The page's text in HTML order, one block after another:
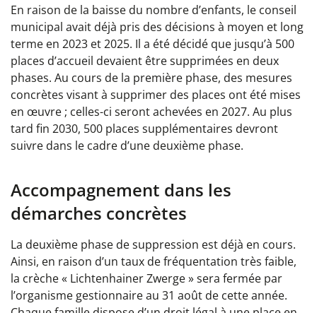
En raison de la baisse du nombre d’enfants, le conseil
municipal avait déjà pris des décisions à moyen et long
terme en 2023 et 2025. Il a été décidé que jusqu’à 500
places d’accueil devaient être supprimées en deux
phases. Au cours de la première phase, des mesures
concrètes visant à supprimer des places ont été mises
en œuvre ; celles-ci seront achevées en 2027. Au plus
tard fin 2030, 500 places supplémentaires devront
suivre dans le cadre d’une deuxième phase.
Accompagnement dans les
démarches concrètes
La deuxième phase de suppression est déjà en cours.
Ainsi, en raison d’un taux de fréquentation très faible,
la crèche « Lichtenhainer Zwerge » sera fermée par
l’organisme gestionnaire au 31 août de cette année.